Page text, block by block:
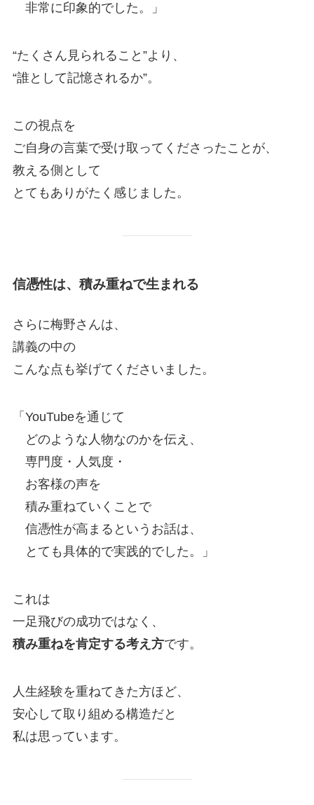
非常に印象的でした。」
“たくさん見られること”より、
“誰として記憶されるか”。
この視点を
ご自身の言葉で受け取ってくださったことが、
教える側として
とてもありがたく感じました。
信憑性は、積み重ねで生まれる
さらに梅野さんは、
講義の中の
こんな点も挙げてくださいました。
「YouTubeを通じて
どのような人物なのかを伝え、
専門度・人気度・
お客様の声を
積み重ねていくことで
信憑性が高まるというお話は、
とても具体的で実践的でした。」
これは
一足飛びの成功ではなく、
積み重ねを肯定する考え方です。
人生経験を重ねてきた方ほど、
安心して取り組める構造だと
私は思っています。